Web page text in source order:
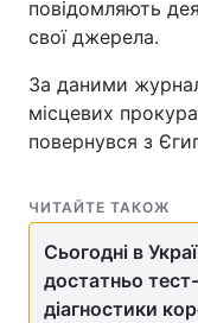
повідомляють
свої джерела.
За даними
місцевих
повернувся з
ЧИТАЙТЕ ТАКОЖ
Сьогодні в
достатньо
діагностики